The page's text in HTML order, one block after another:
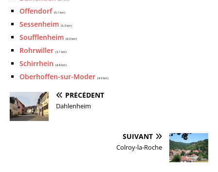
Offendorf (5.1 km)
Sessenheim (5.3 km)
Soufflenheim (6.0 km)
Rohrwiller (3.1 km)
Schirrhein (4.8 km)
Oberhoffen-sur-Moder (4.9 km)
PRÉCÉDENT
Dahlenheim
SUIVANT
Colroy-la-Roche